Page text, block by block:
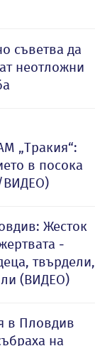
съветва да
неотложни
„Тракия“:
в посока
Жесток
-
твърдели,
(ВИДЕО)
в Пловдив
на